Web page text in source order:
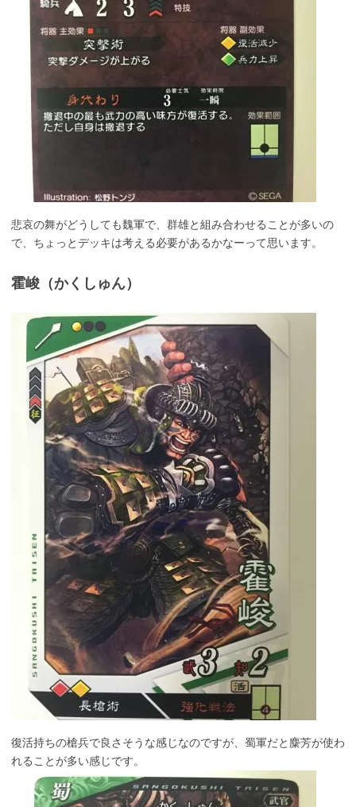
悲哀の舞がどうしても魏軍で、群雄と組み合わせることが多いの
で、ちょっとデッキは考える必要があるかなーって思います。
霍峻（かくしゅん）
復活持ちの槍兵で良さそうな感じなのですが、蜀軍だと麋芳が使わ
れることが多い感じです。